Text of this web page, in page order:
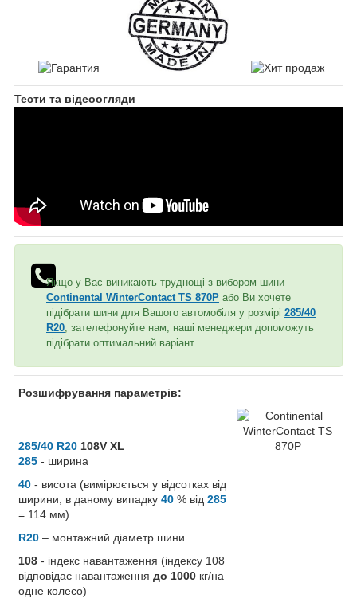
Тести та відеоогляди
Якщо у Вас виникають труднощі з вибором шини
Continental WinterContact TS 870P або Ви хочете
підібрати шини для Вашого автомобіля у розмірі 285/40
R20 , зателефонуйте нам, наші менеджери допоможуть
підібрати оптимальний варіант.
Розшифрування параметрів:
285/40 R20 108V XL
285 - ширина
40 - висота (вимірюється у відсотках від
ширини, в даному випадку 40 % від 285
= 114 мм)
R20 – монтажний діаметр шини
108 - індекс навантаження (індексу 108
відповідає навантаження до 1000 кг/на
одне колесо)